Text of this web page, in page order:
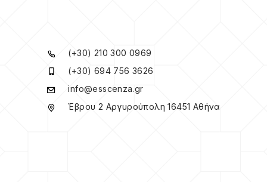
(+30) 210 300 0969
(+30) 694 756 3626
info@esscenza.gr
Έβρου 2 Αργυρούπολη 16451 Αθήνα